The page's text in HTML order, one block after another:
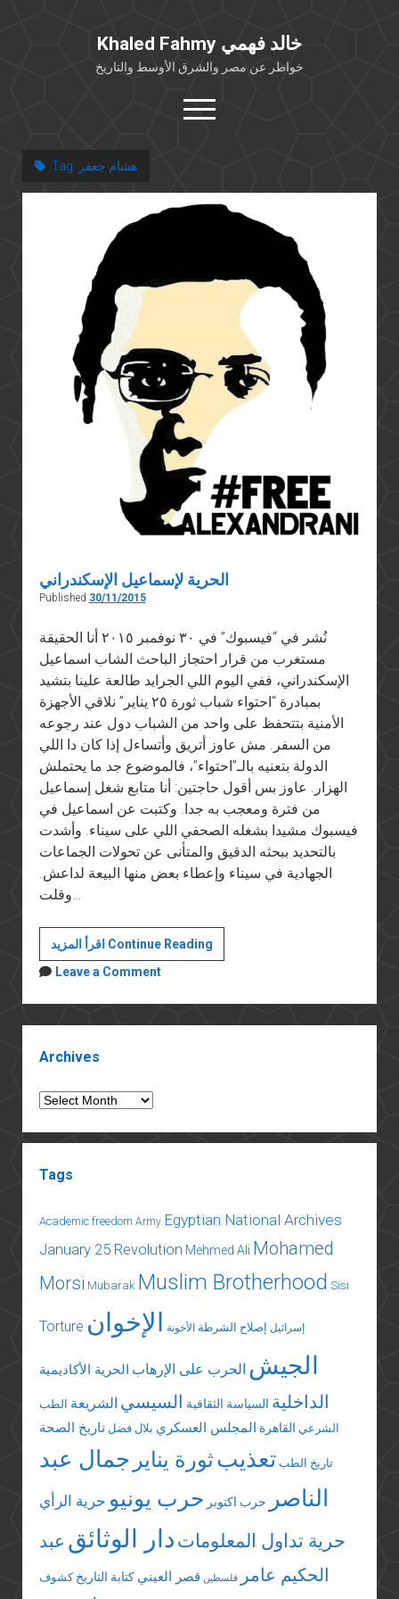
Khaled Fahmy خالد فهمي
خواطر عن مصر والشرق الأوسط والتاريخ
open
menu
خلفية شخصية
بوستات من فيسبوك
مقابلات في الإعلام
Tag: هشام جعفر
الحرية لإسماعيل الإسكندراني
Published 30/11/2015
نُشر في “فيسبوك” في ٣٠ نوفمبر ٢٠١٥ أنا الحقيقة
مستغرب من قرار احتجاز الباحث الشاب اسماعيل
الإسكندراني، ففي اليوم اللي الجرايد طالعة علينا بتشيد
بمبادرة “احتواء شباب ثورة ٢٥ يناير” نلاقي الأجهزة
الأمنية بتتحفظ على واحد من الشباب دول عند رجوعه
من السفر. مش عاوز أتريق وأتساءل إذا كان دا اللي
الدولة بتعنيه بالـ”احتواء”، فالموضوع جد ما يحتملش
الهزار. عاوز بس أقول حاجتين: أنا متابع شغل إسماعيل
من فترة ومعجب به جدا. وكتبت عن اسماعيل في
فيسبوك مشيدا بشغله الصحفي اللي على سيناء. وأشدت
بالتحديد ببحثه الدقيق والمتأنى عن تحولات الجماعات
الجهادية في سيناء وإعطاء بعض منها البيعة لداعش.
وقلت…
اقرأ المزيد Continue Readingالحرية
لإسماعيل
Leave a Comment
Archives
Archives
Tags
Academic freedom Army Egyptian National Archives
January 25 Revolution Mehmed Ali Mohamed
Morsi Mubarak Muslim Brotherhood Sisi
Torture إسرائيل إصلاح الشرطة الأخونة الإخوان
الجيش الحرب على الإرهاب الحرية الأكاديمية
الداخلية السياسة الثقافية السيسي الشريعة الطب
الشرعي القاهرة المجلس العسكري بلال فضل تاريخ الصحة
تاريخ الطب تعذيبثورة يناير جمال عبد
الناصر
حرب اكتوبر حرب يونيو حرية الرأي
حرية تداول المعلومات دار الوثائق عبد
الحكيم عامر
فلسطين قصر العيني كتابة التاريخ كشوف